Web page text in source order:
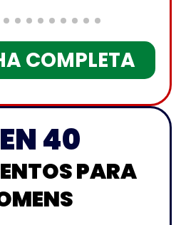
COMPLETA
40
PARA